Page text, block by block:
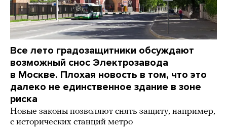
Все лето градозащитники обсуждают
возможный снос Электрозавода
в Москве. Плохая новость в том, что это
далеко не единственное здание в зоне
риска
Новые законы позволяют снять защиту, например,
с исторических станций метро